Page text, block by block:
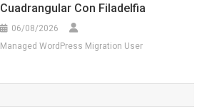
Cuadrangular Con Filadelfia
06/08/2026
Managed WordPress Migration User